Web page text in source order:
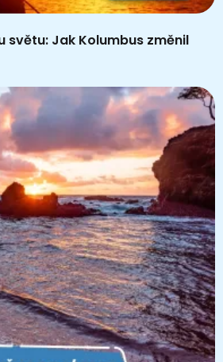
světu: Jak Kolumbus změnil